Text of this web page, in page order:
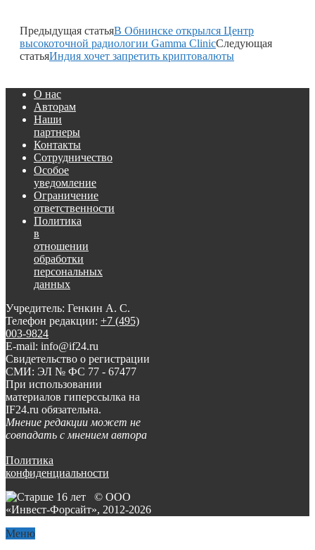
Предыдущая статьяВ Обнинске открылся Центр
высокоточной радиологии Gamma ClinicСледующая
статьяИндия хочет запретить криптовалюты
О нас
Авторам
Наши
партнеры
Контакты
Сотрудничество
Особое
уведомление
Ограничение
ответственности
Политика
в
отношении
обработки
персональных
данных
Учредитель: Генкин А. С.
Телефон редакции: +7 (495)
003-9824
E-mail: info@if24.ru
Свидетельство о регистрации
СМИ: ЭЛ № ФС 77 - 67477
При использовании
материалов гиперссылка на
IF24.ru обязательна.
Мнение редакции может не
совпадать с мнением автора
Политика
конфиденциальности
© ООО
«Инвест-Форсайт», 2012-2026
Меню